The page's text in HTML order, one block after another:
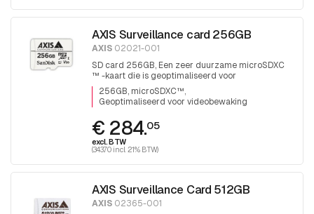
AXIS Surveillance card 256GB
AXIS 02021-001
SD card 256GB, Een zeer duurzame microSDXC
™ -kaart die is geoptimaliseerd voor
videobewaking.
256GB, microSDXC™
Geoptimaliseerd voor videobewaking
€ 284.05
excl. BTW
(343.70 incl. 21% BTW)
AXIS Surveillance Card 512GB
AXIS 02365-001